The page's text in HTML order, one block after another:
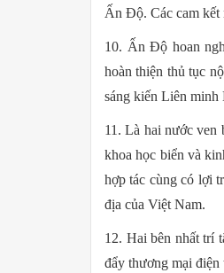
Ấn Độ. Các cam kết
10. Ấn Độ hoan
hoàn thiện thủ tục
sáng kiến Liên
11. Là hai nước ven
khoa học biển và
hợp tác cùng có lợi
địa của Việt Nam.
12. Hai bên nhất trí
đẩy thương mại điện